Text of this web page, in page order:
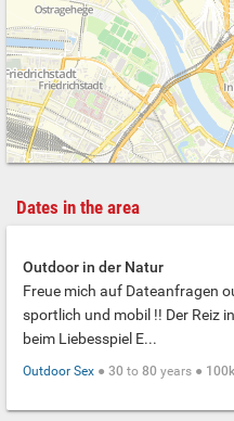
Dates in the area
Outdoor in der Natur
Freue mich auf Dateanfragen
sportlich und mobil !! Der Reiz
beim Liebesspiel E...
Outdoor Sex ● 30 to 80 years ●